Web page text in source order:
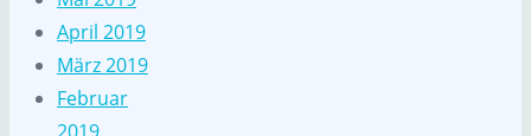
April 2019
März 2019
Februar